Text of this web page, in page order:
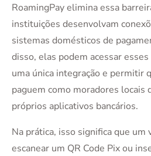
RoamingPay elimina essa
instituições desenvolvam
sistemas domésticos de
disso, elas podem acessar
uma única integração e permitir
paguem como moradores locais
próprios aplicativos bancários.
Na prática, isso significa que um
escanear um QR Code Pix ou